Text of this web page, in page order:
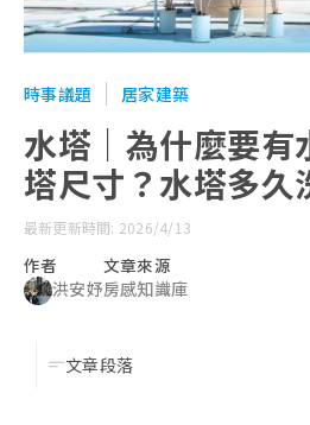
時事議題 居家建築
水塔｜為什麼要有
塔尺寸？水塔多久
最新更新時間: 2026/4/13
作者
洪安妤
文章來源
房感知識庫
文章段落